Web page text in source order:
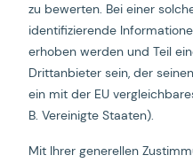
zu bewerten. Bei einer
identifizierende
erhoben werden und Teil
Drittanbieter sein, der
ein mit der EU
B. Vereinigte Staaten).
Mit Ihrer generellen
Startseite Impressum